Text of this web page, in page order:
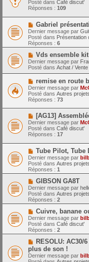
e
s
s
a
g
e
v
e
a
u
m
e
s
s
a
g
e
Posté dans Café discut'
Réponses : 109
N
o
u
v
e
a
m
e
s
a
g
e
Gabriel
Dernier message par
Posté dans Présentation
Réponses : 6
N
o
u
v
a
u
m
e
s
s
a
g
e
Vds ensemble
Dernier message par
Posté dans Achat /
N
o
u
v
e
a
m
e
s
s
a
g
e
remise en route
Dernier message par
Posté dans Autres
Réponses : 73
N
o
u
v
e
a
u
m
e
s
s
a
g
e
[AG13]
Dernier message par
Posté dans Café discut'
Réponses : 17
N
o
u
v
e
a
m
e
s
s
a
g
e
Tube Pilot, Tube
Dernier message par
Posté dans Autres
Réponses : 1
N
o
u
v
e
a
m
e
s
s
a
g
e
GIBSON GA8T
Dernier message par
Posté dans Autres
Réponses : 2
N
o
u
v
e
a
u
m
e
Cuivre, banane
Dernier message par
Posté dans Café discut'
Réponses : 2
N
u
v
RESOLU: AC30/
plus de son !
Dernier message par